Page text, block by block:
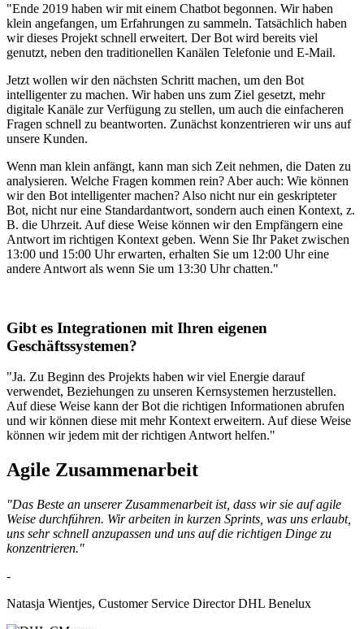
"Ende 2019 haben wir mit einem Chatbot begonnen. Wir haben
klein angefangen, um Erfahrungen zu sammeln. Tatsächlich haben
wir dieses Projekt schnell erweitert. Der Bot wird bereits viel
genutzt, neben den traditionellen Kanälen Telefonie und E-Mail.
Jetzt wollen wir den nächsten Schritt machen, um den Bot
intelligenter zu machen. Wir haben uns zum Ziel gesetzt, mehr
digitale Kanäle zur Verfügung zu stellen, um auch die einfacheren
Fragen schnell zu beantworten. Zunächst konzentrieren wir uns auf
unsere Kunden.
Wenn man klein anfängt, kann man sich Zeit nehmen, die Daten zu
analysieren. Welche Fragen kommen rein? Aber auch: Wie können
wir den Bot intelligenter machen? Also nicht nur ein geskripteter
Bot, nicht nur eine Standardantwort, sondern auch einen Kontext, z.
B. die Uhrzeit. Auf diese Weise können wir den Empfängern eine
Antwort im richtigen Kontext geben. Wenn Sie Ihr Paket zwischen
13:00 und 15:00 Uhr erwarten, erhalten Sie um 12:00 Uhr eine
andere Antwort als wenn Sie um 13:30 Uhr chatten."
Gibt es Integrationen mit Ihren eigenen
Geschäftssystemen?
"Ja. Zu Beginn des Projekts haben wir viel Energie darauf
verwendet, Beziehungen zu unseren Kernsystemen herzustellen.
Auf diese Weise kann der Bot die richtigen Informationen abrufen
und wir können diese mit mehr Kontext erweitern. Auf diese Weise
können wir jedem mit der richtigen Antwort helfen."
Agile Zusammenarbeit
"Das Beste an unserer Zusammenarbeit ist, dass wir sie auf agile
Weise durchführen. Wir arbeiten in kurzen Sprints, was uns erlaubt,
uns sehr schnell anzupassen und uns auf die richtigen Dinge zu
konzentrieren."
-
Natasja Wientjes, Customer Service Director DHL Benelux